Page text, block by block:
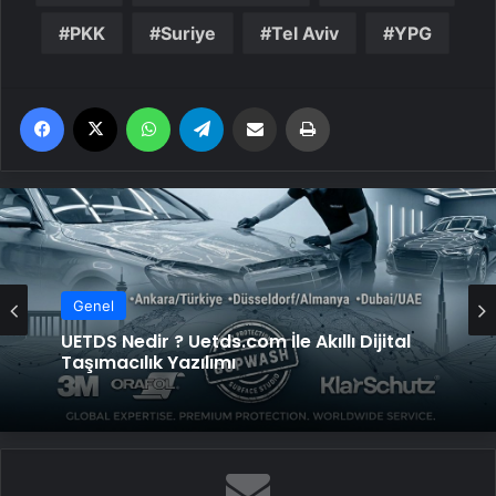
PKK Suriye Tel Aviv YPG
Facebook WhatsApp Email'den paylaş
Genel
UETDS Nedir ? Uetds.com İle Akıllı Dijital
Taşımacılık Yazılımı